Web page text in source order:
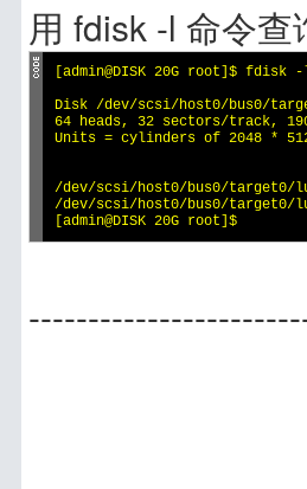
用 fdisk -l 命令
[admin@DISK 20G root]$ fdisk
Disk /dev/scsi/host0/bus0/
64 heads, 32 sectors/track,
Units = cylinders of 2048 *
/dev/scsi/host0/bus0/
/dev/scsi/host0/bus0/
[admin@DISK 20G root]$